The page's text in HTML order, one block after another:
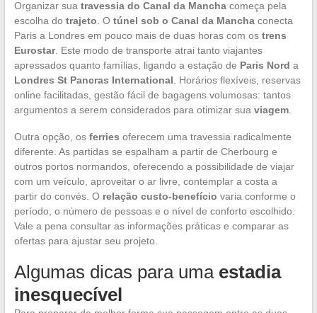
Organizar sua travessia do Canal da Manchacomeça pela
escolha do trajeto . O túnel sob o Canal da Manchaconecta
Paris a Londres em pouco mais de duas horas com os trens
Eurostar. Este modo de transporte atrai tanto viajantes
apressados quanto famílias, ligando a estação de Paris Nord a
Londres St Pancras International . Horários flexíveis, reservas
online facilitadas, gestão fácil de bagagens volumosas: tantos
argumentos a serem considerados para otimizar sua viagem.
Outra opção, os ferries oferecem uma travessia radicalmente
diferente. As partidas se espalham a partir de Cherbourg e
outros portos normandos, oferecendo a possibilidade de viajar
com um veículo, aproveitar o ar livre, contemplar a costa a
partir do convés. O relação custo-benefício varia conforme o
período, o número de pessoas e o nível de conforto escolhido.
Vale a pena consultar as informações práticas e comparar as
ofertas para ajustar seu projeto.
Algumas dicas para uma estadia
inesquecível